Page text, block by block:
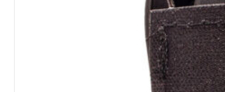
Senha (você escolherá no ato de se cadastrar)